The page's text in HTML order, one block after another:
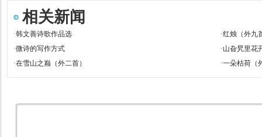
相关新闻
·韩文善诗歌作品选 ·红烛（外九
·微诗的写作方式 ·山旮旯里花
·在雪山之巅（外二首） ·一朵枯荷（